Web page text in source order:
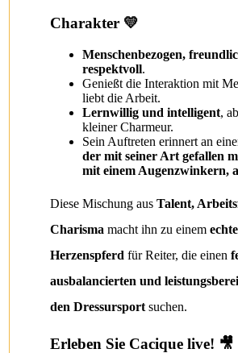
Charakter 💛
Menschenbezogen,
respektvoll.
Genießt die Interaktion mit
liebt die Arbeit.
Lernwillig und intelligent,
kleiner Charmeur.
Sein Auftreten erinnert an
der mit seiner Art gefallen
mit einem Augenzwinkern,
Diese Mischung aus Talent,
Charisma macht ihn zu einem
Herzenspferd für Reiter, die einen
ausbalancierten und
den Dressursportsuchen.
Erleben Sie Cacique live! 🎥